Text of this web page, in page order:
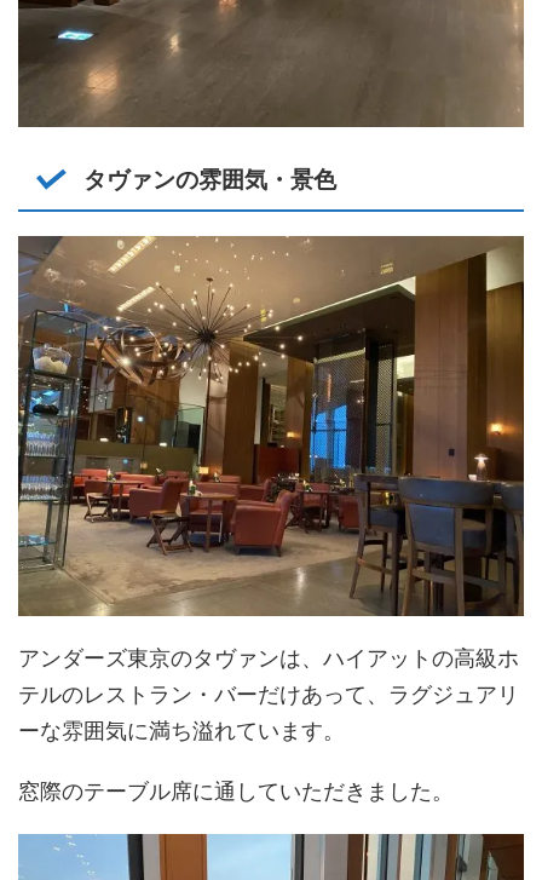
タヴァンの雰囲気・景色
アンダーズ東京のタヴァンは、ハイアットの高級ホ
テルのレストラン・バーだけあって、ラグジュアリ
ーな雰囲気に満ち溢れています。
窓際のテーブル席に通していただきました。